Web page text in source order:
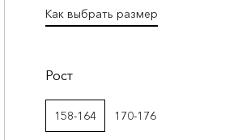
Как выбрать размер
Рост
158-164 170-176